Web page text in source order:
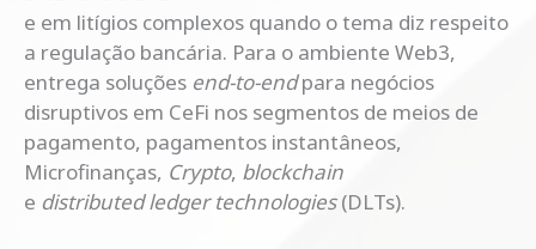
e em litígios complexos quando o tema diz respeito
a regulação bancária. Para o ambiente Web3,
entrega soluções end-to-endpara negócios
disruptivos em CeFi nos segmentos de meios de
pagamento, pagamentos instantâneos,
Microfinanças, Crypto, blockchain
e distributed ledger technologies(DLTs).